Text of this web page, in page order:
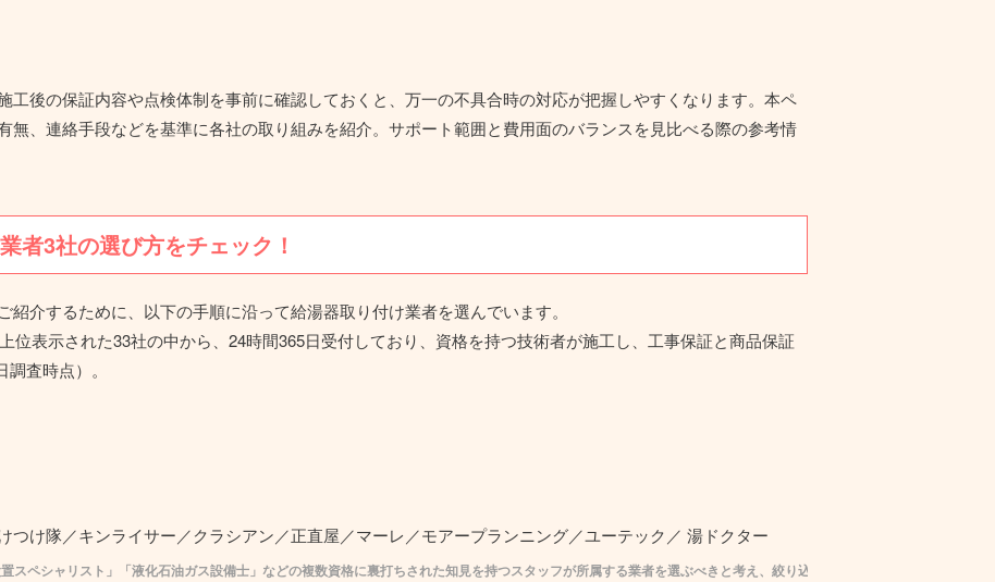
工後の保証内容や点検体制を事前に確認しておくと、万一の不具合時の対応が把握しやすくなります。本ペ
無、連絡手段などを基準に各社の取り組みを紹介。サポート範囲と費用面のバランスを見比べる際の参考情
者3社の選び方をチェック！
紹介するために、以下の手順に沿って給湯器取り付け業者を選んでいます。
位表示された33社の中から、24時間365日受付しており、資格を持つ技術者が施工し、工事保証と商品保証
査時点）。
つけ隊／キンライサー／クラシアン／正直屋／マーレ／モアープランニング／ユーテック／ 湯ドクター
スペシャリスト」「液化石油ガス設備士」などの複数資格に裏打ちされた知見を持つスタッフが所属する業者を選ぶべきと考え、絞り込みを行っております。